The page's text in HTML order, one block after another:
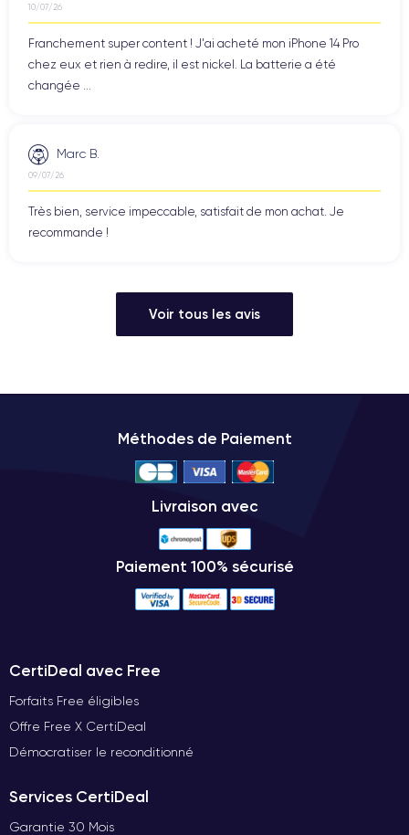
10/07/26
Franchement super content ! J'ai acheté mon iPhone 14 Pro
chez eux et rien à redire, il est nickel. La batterie a été
changée ...
Marc B.
09/07/26
Très bien, service impeccable, satisfait de mon achat. Je
recommande !
Voir tous les avis
Méthodes de Paiement
Livraison avec
Paiement 100% sécurisé
CertiDeal avec Free
Forfaits Free éligibles
Offre Free X CertiDeal
Démocratiser le reconditionné
Services CertiDeal
Garantie 30 Mois